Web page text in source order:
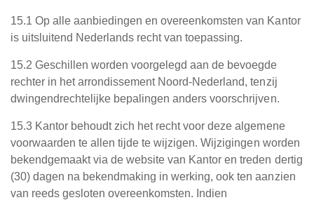
15.1 Op alle aanbiedingen en overeenkomsten van Kantor
is uitsluitend Nederlands recht van toepassing.
15.2 Geschillen worden voorgelegd aan de bevoegde
rechter in het arrondissement Noord-Nederland, tenzij
dwingendrechtelijke bepalingen anders voorschrijven.
15.3 Kantor behoudt zich het recht voor deze algemene
voorwaarden te allen tijde te wijzigen. Wijzigingen worden
bekendgemaakt via de website van Kantor en treden dertig
(30) dagen na bekendmaking in werking, ook ten aanzien
van reeds gesloten overeenkomsten. Indien